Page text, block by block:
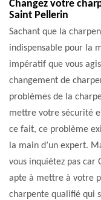
Changez votre
Saint Pellerin
Sachant que la
indispensable pour la
impératif que vous
changement de
problèmes de la
mettre votre sécurité
ce fait, ce problème
la main d’un expert.
vous inquiétez pas
apte à mettre à votre
charpente qualifié qui